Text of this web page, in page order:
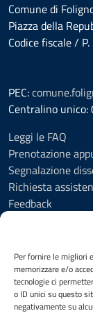
Per fornire le migliori
memorizzare e/o
tecnologie ci
o ID unici su questo
negativamente su
Comune di
Piazza della
Codice fiscale /
PEC:
Centralino
Leggi le FAQ
Prenotazione
Segnalazione
Richiesta
Feedback
Informativa
Cookie Policy (UE)
Social Media
Note legali